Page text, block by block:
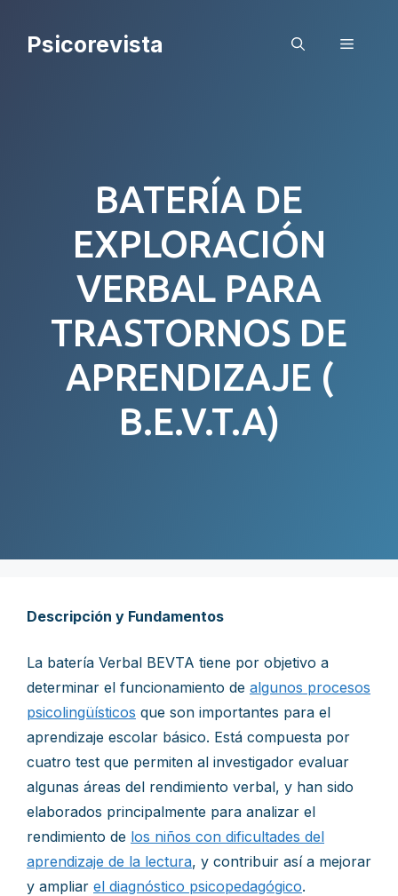
Psicorevista Menú
BATERÍA DE
EXPLORACIÓN
VERBAL PARA
TRASTORNOS DE
APRENDIZAJE (
B.E.V.T.A)
Descripción y Fundamentos
La batería Verbal BEVTA tiene por objetivo a
determinar el funcionamiento de algunos procesos
psicolingüísticos que son importantes para el
aprendizaje escolar básico. Está compuesta por
cuatro test que permiten al investigador evaluar
algunas áreas del rendimiento verbal, y han sido
elaborados principalmente para analizar el
rendimiento de los niños con dificultades del
aprendizaje de la lectura, y contribuir así a mejorar
y ampliar el diagnóstico psicopedagógico.